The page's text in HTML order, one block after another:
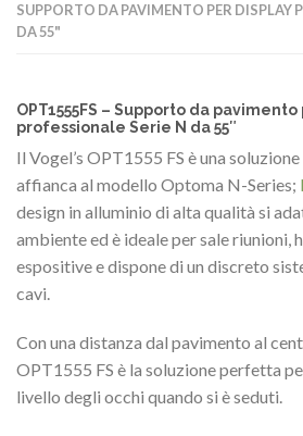
SUPPORTO DA PAVIMENTO PER DISPLAY
DA 55"
OPT1555FS – Supporto da
professionale Serie N da 55″
Il Vogel’s OPT1555 FS è una
affianca al modello Optoma N-Series;
design in alluminio di alta qualità si
ambiente ed è ideale per sale riunioni,
espositive e dispone di un discreto
cavi.
Con una distanza dal pavimento al
OPT1555 FS è la soluzione perfetta
livello degli occhi quando si è seduti.